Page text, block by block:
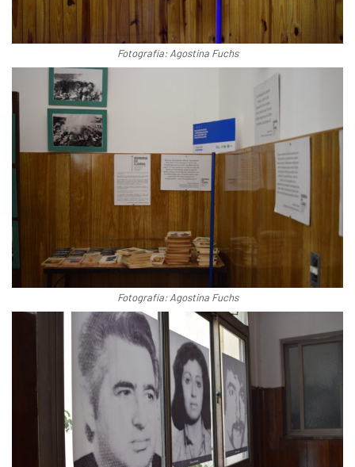
Fotografía: Agostina Fuchs
Fotografía: Agostina Fuchs